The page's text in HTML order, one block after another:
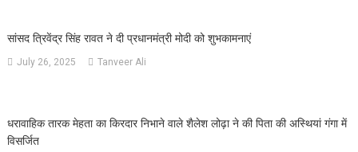
सांसद त्रिवेंद्र सिंह रावत ने दी प्रधानमंत्री मोदी को शुभकामनाएं
July 26, 2025 Tanveer Ali
धरावाहिक तारक मेहता का किरदार निभाने वाले शैलेश लोढ़ा ने की पिता की अस्थियां गंगा में
विसर्जित